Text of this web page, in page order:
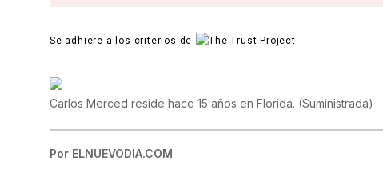
Se adhiere a los criterios de
Carlos Merced reside hace 15 años en Florida. (Suministrada)
Por ELNUEVODIA.COM